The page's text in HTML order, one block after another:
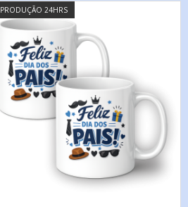
PRODUÇÃO 24HRS